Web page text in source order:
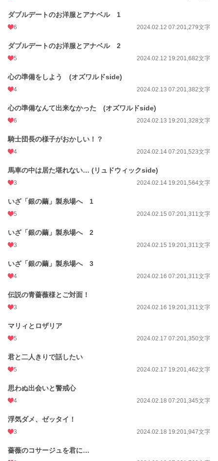
ダブルデートのお洋服とアナベル 1
6 2024.02.12 07:201,279文字
ダブルデートのお洋服とアナベル 2
5 2024.02.12 19:201,682文字
心の準備をしよう (オズワルドside)
4 2024.02.13 07:201,382文字
心の準備なんて出来なかった (オズワルドside)
6 2024.02.13 19:201,328文字
騎士団長の様子がおかしい！？
4 2024.02.14 07:201,523文字
馬車の中は居た堪れない… (リュドウィックside)
3 2024.02.14 19:201,564文字
いざ「銀の繭」製糸場へ 1
5 2024.02.15 07:201,311文字
いざ「銀の繭」製糸場へ 2
3 2024.02.15 19:201,311文字
いざ「銀の繭」製糸場へ 3
4 2024.02.16 07:201,311文字
伝説の青薔薇様とご対面！
3 2024.02.16 19:201,311文字
マリィとロザリア
5 2024.02.17 07:201,350文字
君と二人きりで話したい
5 2024.02.17 19:201,462文字
思わぬ出会いと警戒心
4 2024.02.18 07:201,345文字
浮気ダメ、ゼッタイ！
3 2024.02.18 19:201,947文字
薔薇のコサージュを君に…